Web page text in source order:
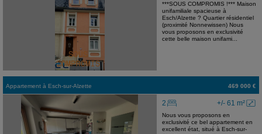
***SOUS COMPROMIS !*** Maison
unifamiliale spacieuse à
Esch/Alzette ? Quartier résidentiel
(proximité Nonnewissen) Nous
vous proposons en exclusivité
cette belle maison unifami...
Appartement à Esch-sur-Alzette 469 000 €
+/- 61 m²
2
Nous vous proposons en
exclusivité ce bel appartement en
excellent état, situé à Esch-sur-